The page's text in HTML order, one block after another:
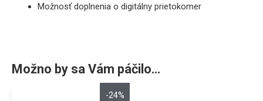
Možnosť doplnenia o digitálny prietokomer
Možno by sa Vám páčilo…
-24%